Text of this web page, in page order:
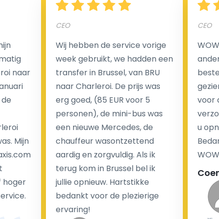
Een van de meest aantrekkelijke voordelen van
luchthaventaxi's is een vast tarief voor uw rit. In
tegenstelling tot traditionele taxi's met taxameter
brengen wij u geen extra kosten in rekening voor de
nachtrit.
We hebben geen ophaaltarief of extra kosten voor
wachttijd als uw vlucht vertraging heeft.
Kijk op onze website voor meer informatie over uw
transferkosten. Ons boekingsformulier bevat alle
mogelijke extra's die u kunt kiezen en de prijs die u
krijgt is transparant voor een passagier en een
naar
Mijn
hoger
CEO
Wij hebben de service vorige
week gebruikt, we hadden een
transfer in Brussel, van BRU
naar Charleroi. De prijs was
erg goed, (85 EUR voor 5
personen), de mini-bus was
een nieuwe Mercedes, de
chauffeur wasontzettend
aardig en zorgvuldig. Als ik
terug kom in Brussel bel ik
jullie opnieuw. Hartstikke
bedankt voor de plezierige
ervaring!
CEO
voor
u